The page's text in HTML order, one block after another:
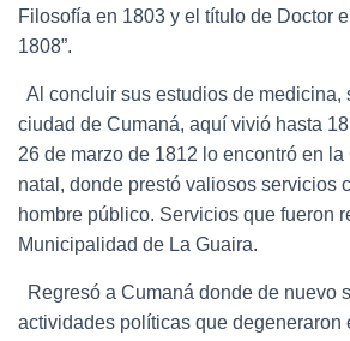
Filosofía en 1803 y el título de Doctor
1808”.
Al concluir sus estudios de medicina,
ciudad de Cumaná, aquí vivió hasta
26 de marzo de 1812 lo encontró en la
natal, donde prestó valiosos servicios
hombre público. Servicios que fueron
Municipalidad de La Guaira.
Regresó a Cumaná donde de nuevo
actividades políticas que degeneraron